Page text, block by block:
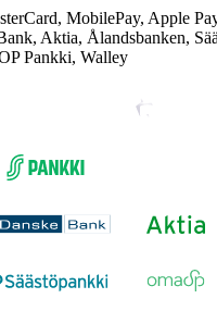
MobilePay, Apple
Aktia, Ålandsbanken,
Pankki, Walley